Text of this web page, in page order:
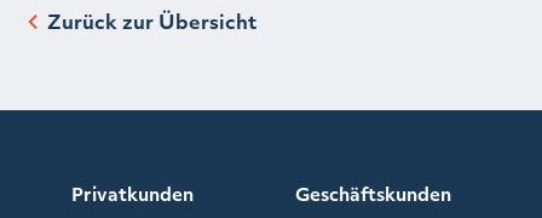
Zurück zur Übersicht
Privatkunden Geschäftskunden